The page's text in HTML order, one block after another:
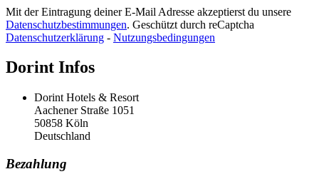
Mit der Eintragung deiner E-Mail Adresse akzeptierst du unsere
Datenschutzbestimmungen. Geschützt durch reCaptcha
Datenschutzerklärung - Nutzungsbedingungen
Dorint Infos
Dorint Hotels & Resort
Aachener Straße 1051
50858 Köln
Deutschland
Bezahlung